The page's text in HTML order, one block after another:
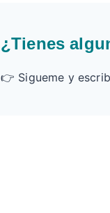
¿Tienes
👉 Sigueme y